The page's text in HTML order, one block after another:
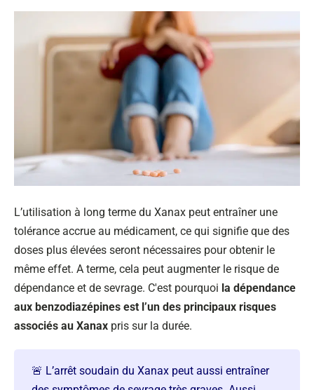
L’utilisation à long terme du Xanax peut entraîner une
tolérance accrue au médicament, ce qui signifie que des
doses plus élevées seront nécessaires pour obtenir le
même effet. A terme, cela peut augmenter le risque de
dépendance et de sevrage. C'est pourquoi la dépendance
aux benzodiazépines est l’un des principaux risques
associés au Xanax pris sur la durée.
🚨 L’arrêt soudain du Xanax peut aussi entraîner